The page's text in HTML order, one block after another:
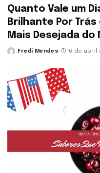
Quanto Vale um
Brilhante Por
Mais Desejada do
Posted
Fredi Mendes 16 de abril